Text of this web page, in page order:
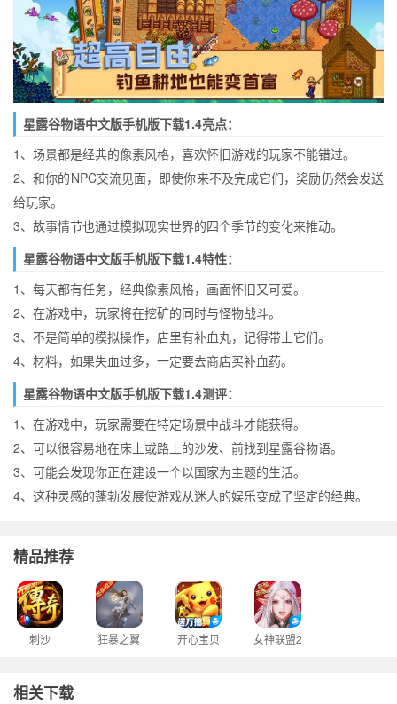
星露谷物语中文版手机版下载1.4亮点：
1、场景都是经典的像素风格，喜欢怀旧游戏的玩家不能错过。
2、和你的NPC交流见面，即使你来不及完成它们，奖励仍然会发送
给玩家。
3、故事情节也通过模拟现实世界的四个季节的变化来推动。
星露谷物语中文版手机版下载1.4特性：
1、每天都有任务，经典像素风格，画面怀旧又可爱。
2、在游戏中，玩家将在挖矿的同时与怪物战斗。
3、不是简单的模拟操作，店里有补血丸，记得带上它们。
4、材料，如果失血过多，一定要去商店买补血药。
星露谷物语中文版手机版下载1.4测评：
1、在游戏中，玩家需要在特定场景中战斗才能获得。
2、可以很容易地在床上或路上的沙发、前找到星露谷物语。
3、可能会发现你正在建设一个以国家为主题的生活。
4、这种灵感的蓬勃发展使游戏从迷人的娱乐变成了坚定的经典。
精品推荐
刺沙 狂暴之翼 开心宝贝 女神联盟2
相关下载